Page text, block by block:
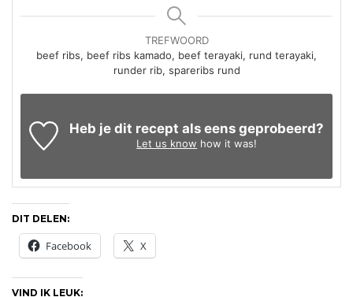
TREFWOORD
beef ribs, beef ribs kamado, beef terayaki, rund terayaki,
runder rib, spareribs rund
Heb je dit recept als eens geprobeerd?
Let us know how it was!
DIT DELEN:
Facebook X
VIND IK LEUK: